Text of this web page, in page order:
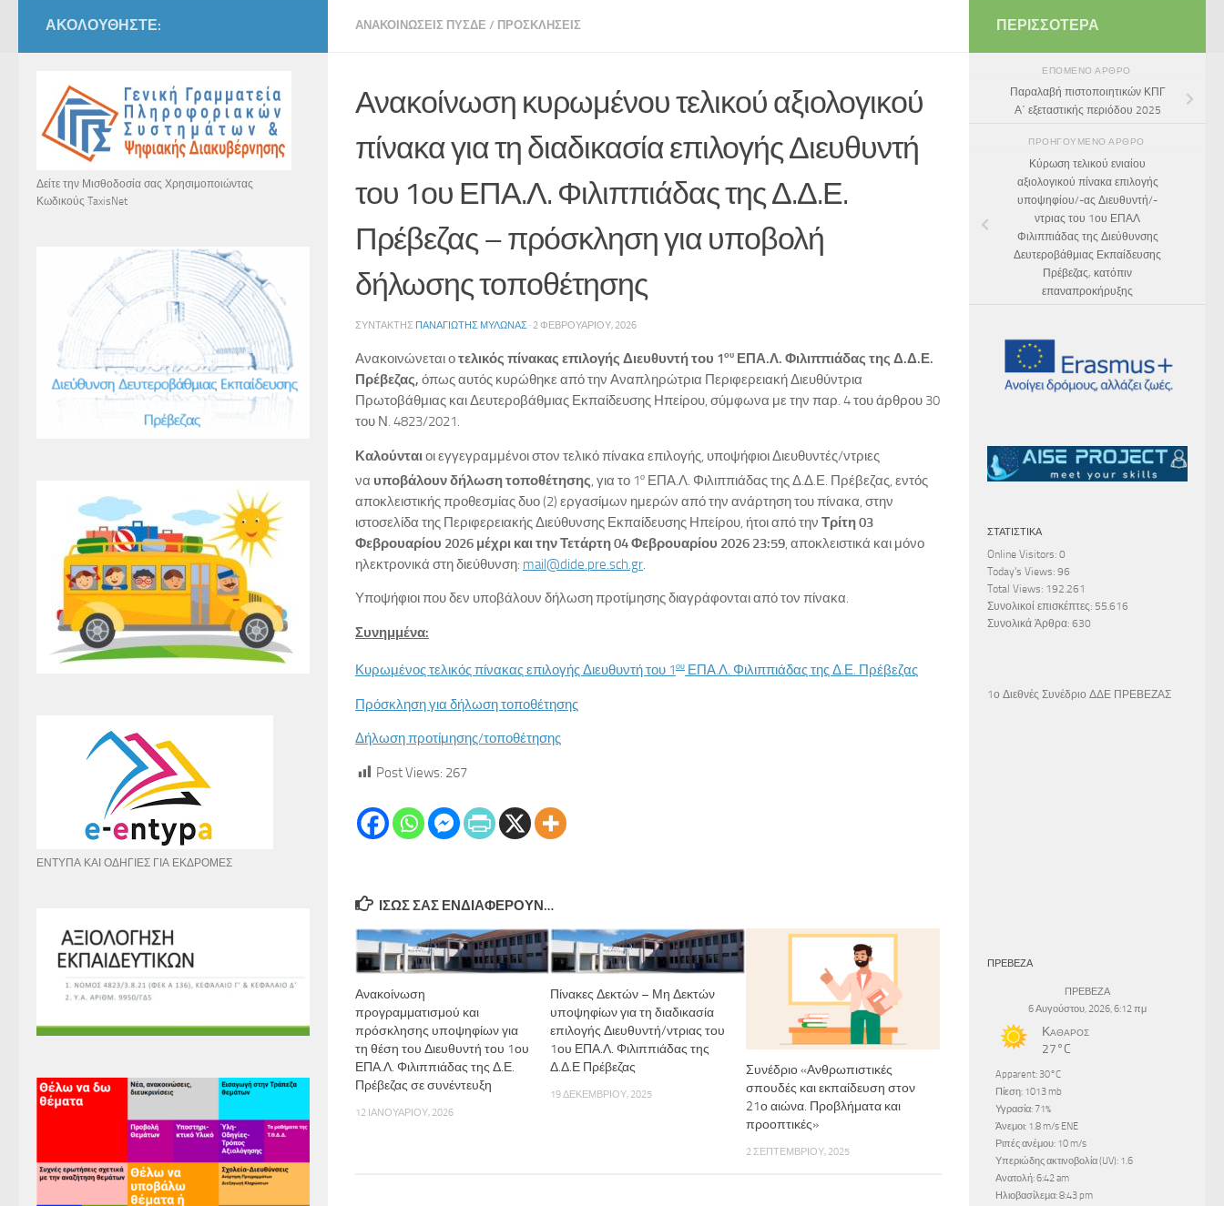
ΑΝΑΚΟΙΝΏΣΕΙΣ ΠΥΣΔΕ / ΠΡΟΣΚΛΉΣΕΙΣ
Ανακοίνωση κυρωμένου τελικού αξιολογικού
πίνακα για τη διαδικασία επιλογής Διευθυντή
του 1ου ΕΠΑ.Λ. Φιλιππιάδας της Δ.Δ.Ε.
Πρέβεζας – πρόσκληση για υποβολή
δήλωσης τοποθέτησης
ΣΥΝΤΆΚΤΗΣ ΠΑΝΑΓΙΏΤΗΣ ΜΥΛΩΝΆΣ · 2 ΦΕΒΡΟΥΑΡΊΟΥ, 2026
Ανακοινώνεται οτελικός πίνακας επιλογής Διευθυντή του 1ου ΕΠΑ.Λ. Φιλιππιάδας της Δ.Δ.Ε.
Πρέβεζας, όπως αυτός κυρώθηκε από την Αναπληρώτρια Περιφερειακή Διευθύντρια
Πρωτοβάθμιας και Δευτεροβάθμιας Εκπαίδευσης Ηπείρου, σύμφωνα με την παρ. 4 του άρθρου 30
του Ν. 4823/2021.
Καλούνταιοι εγγεγραμμένοι στον τελικό πίνακα επιλογής, υποψήφιοι Διευθυντές/ντριες
να υποβάλουνδήλωση τοποθέτησης, για το 1 ο ΕΠΑ.Λ. Φιλιππιάδας της Δ.Δ.Ε. Πρέβεζας, εντός
αποκλειστικής προθεσμίας δυο (2) εργασίμων ημερών από την ανάρτηση του πίνακα, στην
ιστοσελίδα της Περιφερειακής Διεύθυνσης Εκπαίδευσης Ηπείρου, ήτοι από την Τρίτη 03
Φεβρουαρίου 2026 μέχρι και την Τετάρτη 04 Φεβρουαρίου 2026 23:59, αποκλειστικά και μόνο
ηλεκτρονικά στη διεύθυνση: mail@dide.pre.sch.gr.
Υποψήφιοι που δεν υποβάλουν δήλωση προτίμησης διαγράφονται από τον πίνακα.
Συνημμένα:
Κυρωμένος τελικός πίνακας επιλογής Διευθυντή του 1 ου ΕΠΑ.Λ. Φιλιππιάδας της Δ.Ε. Πρέβεζας
Πρόσκληση για δήλωση τοποθέτησης
Δήλωση προτίμησης/τοποθέτησης
Post Views: 267
ΊΣΩΣ ΣΑΣ ΕΝΔΙΑΦΈΡΟΥΝ…
Ανακοίνωση
προγραμματισμού και
πρόσκλησης υποψηφίων για
τη θέση του Διευθυντή του 1ου
ΕΠΑ.Λ. Φιλιππιάδας της Δ.Ε.
Πρέβεζας σε συνέντευξη
12 ΙΑΝΟΥΑΡΊΟΥ, 2026
Πίνακες Δεκτών – Μη Δεκτών
υποψηφίων για τη διαδικασία
επιλογής Διευθυντή/ντριας του
1ου ΕΠΑ.Λ. Φιλιππιάδας της
Δ.Δ.Ε Πρέβεζας
19 ΔΕΚΕΜΒΡΊΟΥ, 2025
Συνέδριο «Ανθρωπιστικές
σπουδές και εκπαίδευση στον
21ο αιώνα. Προβλήματα και
προοπτικές»
2 ΣΕΠΤΕΜΒΡΊΟΥ, 2025
ΑΚΟΛΟΥΘΉΣΤΕ:
Δείτε την Μισθοδοσία σας Χρησιμοποιώντας
Κωδικούς TaxisNet
ΕΝΤΥΠΑ ΚΑΙ ΟΔΗΓΙΕΣ ΓΙΑ ΕΚΔΡΟΜΕΣ
ΠΕΡΙΣΣΌΤΕΡΑ
ΕΠΌΜΕΝΟ ΆΡΘΡΟ
Παραλαβή πιστοποιητικών ΚΠΓ
Α΄ εξεταστικής περιόδου 2025
ΠΡΟΗΓΟΎΜΕΝΟ ΆΡΘΡΟ
Κύρωση τελικού ενιαίου
αξιολογικού πίνακα επιλογής
υποψηφίου/-ας Διευθυντή/-
ντριας του 1ου ΕΠΑΛ
Φιλιππιάδας της Διεύθυνσης
Δευτεροβάθμιας Εκπαίδευσης
Πρέβεζας, κατόπιν
επαναπροκήρυξης
ΣΤΑΤΙΣΤΙΚΆ
Online Visitors: 0
Today's Views: 96
Total Views: 192.261
Συνολικοί επισκέπτες: 55.616
Συνολικά Άρθρα: 630
1ο Διεθνές Συνέδριο ΔΔΕ ΠΡΕΒΕΖΑΣ
ΠΡΕΒΕΖΑ
ΠΡΕΒΕΖΑ
6 Αυγούστου, 2026, 6:12 πμ
Καθαρός
27°C
Apparent: 30°C
Πίεση: 1013 mb
Υγρασία: 71%
Άνεμοι: 1.8 m/s ENE
Ριπές ανέμου: 10 m/s
Υπεριώδης ακτινοβολία (UV): 1.6
Ανατολή: 6:42 am
Ηλιοβασίλεμα: 8:43 pm